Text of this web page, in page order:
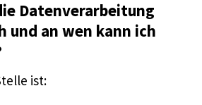
Datenverarbeitung
an wen kann ich
ist: